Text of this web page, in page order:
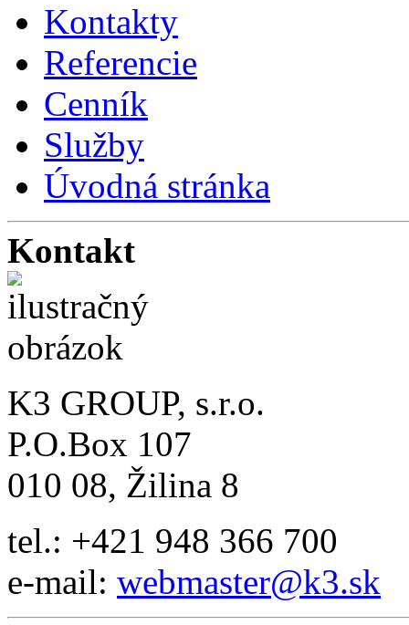
Kontakty
Referencie
Cenník
Služby
Úvodná stránka
Kontakt
K3 GROUP, s.r.o.
P.O.Box 107
010 08, Žilina 8
tel.: +421 948 366 700
e-mail: webmaster@k3.sk